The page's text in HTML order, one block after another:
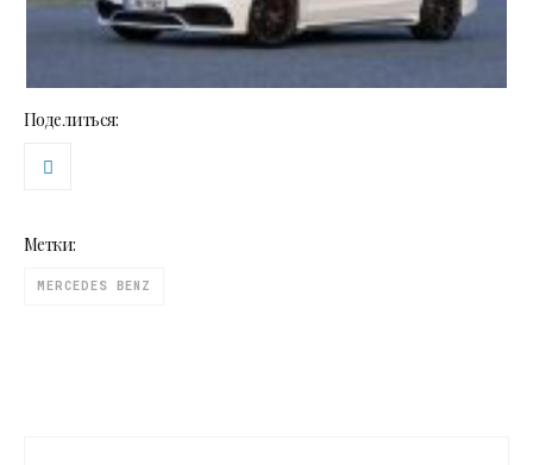
Поделиться:
Метки:
MERCEDES BENZ